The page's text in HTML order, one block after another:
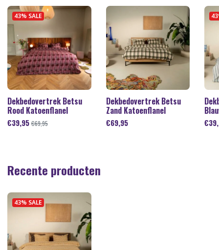
43% SALE
Dekbedovertrek Betsu
Rood Katoenflanel
€39,95 €69,95
Dekbedovertrek Betsu
Zand Katoenflanel
€69,95 €
Recente producten
43% SALE